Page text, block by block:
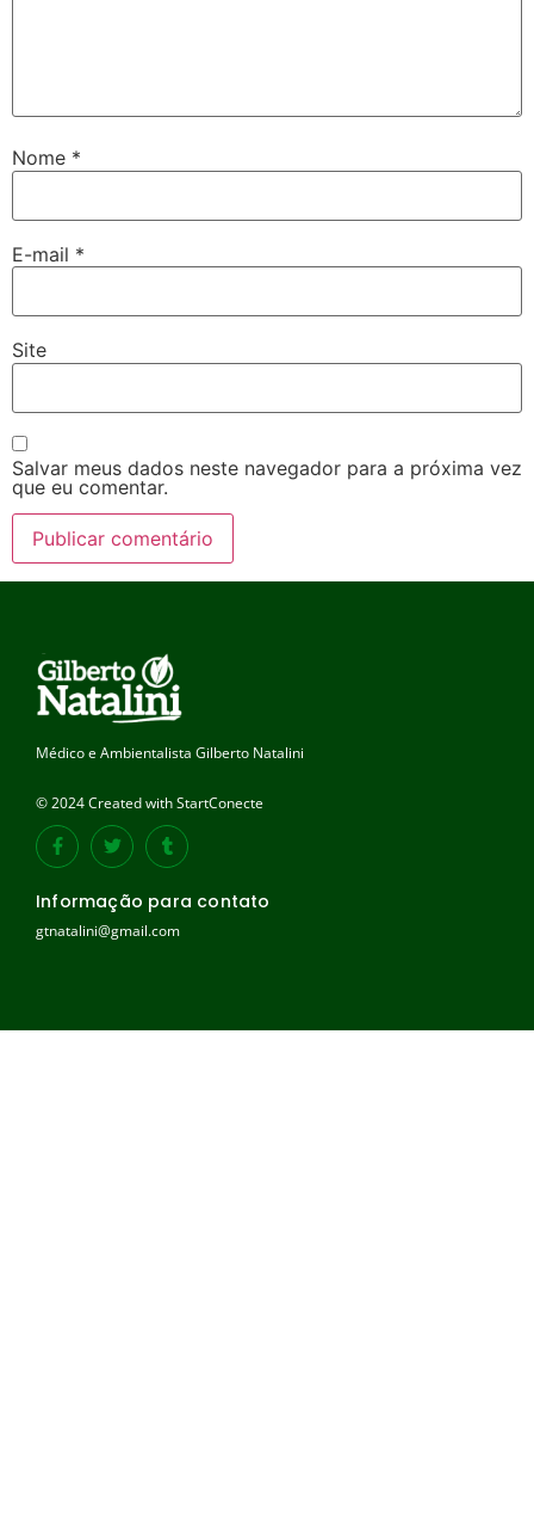
Nome *
E-mail *
Site
Salvar meus dados neste navegador para a próxima vez
que eu comentar.
Médico e Ambientalista Gilberto Natalini
© 2024 Created with StartConecte
Informação para contato
gtnatalini@gmail.com